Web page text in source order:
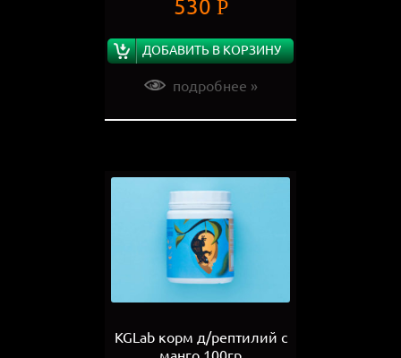
530 Р
ДОБАВИТЬ В КОРЗИНУ
подробнее »
KGLab корм д/рептилий с
манго 100гр